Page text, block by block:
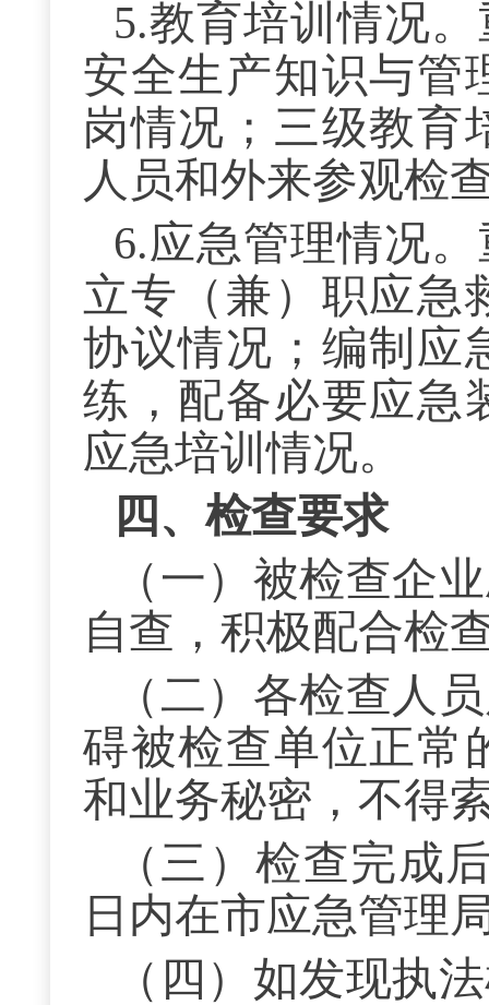
5.教育培训情况
安全生产知识与管
岗情况；三级教育
人员和外来参观检
6.应急管理情况
立专（兼）职应急
协议情况；编制应
练，配备必要应急
应急培训情况。
四、检查要求
（一）被检查企
自查，积极配合检
（二）各检查 人员
碍被检查单位正常
和业务秘密 ， 不得
（三）检查完成
日内在市应急管理
（四）如发现执法